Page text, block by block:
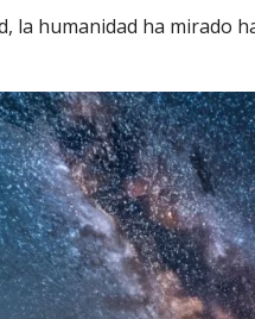
la humanidad ha mirado